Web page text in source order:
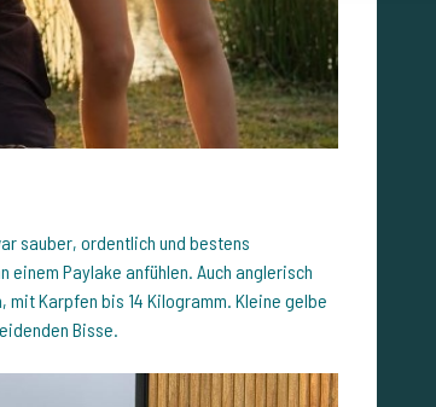
sauber, ordentlich und bestens
Paylake anfühlen. Auch anglerisch
Karpfen bis 14 Kilogramm. Kleine gelbe
Bisse.